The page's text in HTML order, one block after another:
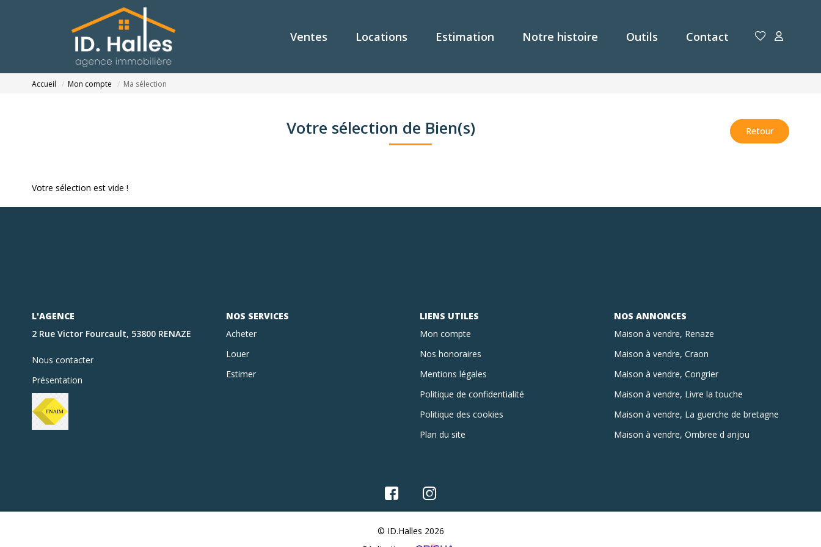
Ventes Locations Estimation Notre histoire Outils Contact
Accueil Mon compte Ma sélection
Votre sélection de Bien(s)
Votre sélection est vide !
L'AGENCE
2 Rue Victor Fourcault, 53800 RENAZE
Nous contacter
Présentation
NOS SERVICES
Acheter
Louer
Estimer
LIENS UTILES
Mon compte
Nos honoraires
Mentions légales
Politique de confidentialité
Politique des cookies
Plan du site
NOS ANNONCES
Maison à vendre, Renaze
Maison à vendre, Craon
Maison à vendre, Congrier
Maison à vendre, Livre la touche
Maison à vendre, La guerche de bretagne
Maison à vendre, Ombree d anjou
© ID.Halles 2026